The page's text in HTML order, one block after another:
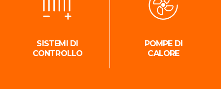
SISTEMI DI
CONTROLLO
POMPE DI
CALORE